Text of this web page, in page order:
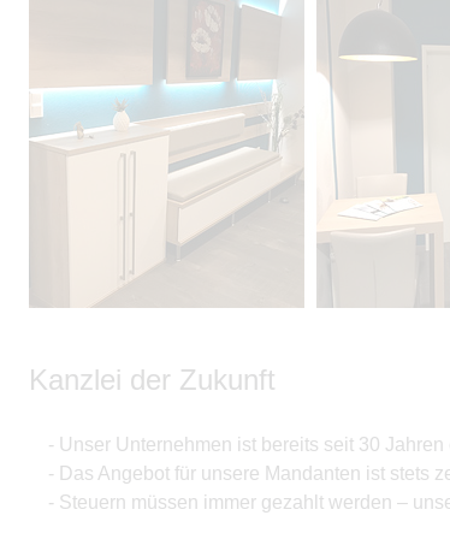
Kanzlei der Zukunft
- Unser Unternehmen ist bereits seit 30 Jahren
- Das Angebot für unsere Mandanten ist stets
- Steuern müssen immer gezahlt werden –